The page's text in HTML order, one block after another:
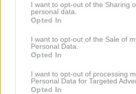
not limited to your visit or usage
grant or deny consent to Google and
use your data for below specified
consent section.
I want to opt-out of the Sharing
personal data.
Opted In
I want to opt-out of the Sale of
Personal Data.
Opted In
I want to opt-out of processing
Personal Data for Targeted
Opted In